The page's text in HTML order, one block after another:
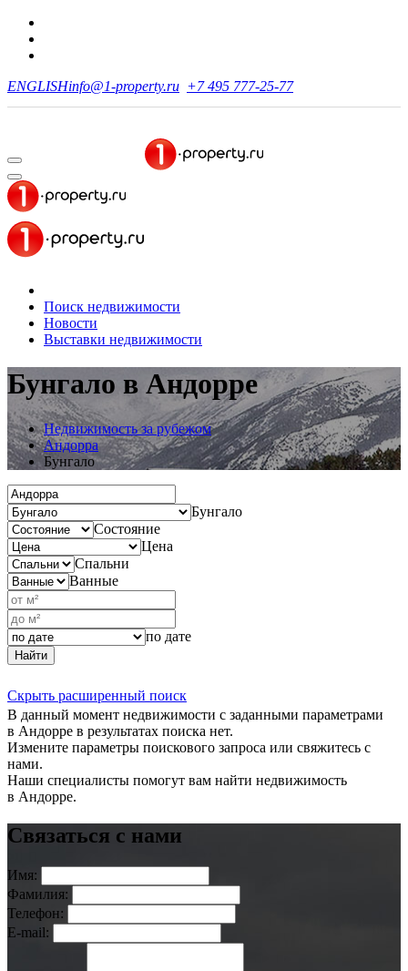
ENGLISHinfo@1-property.ru +7 495 777-25-77
Поиск недвижимости
Новости
Выставки недвижимости
Бунгало в Андорре
Недвижимость за рубежом
Андорра
Бунгало
Бунгало
Состояние
Цена
Спальни
Ванные
по дате
Найти
Скрыть расширенный поиск
В данный момент недвижимости с заданными параметрами
в Андорре в результатах поиска нет.
Измените параметры поискового запроса или свяжитесь с
нами.
Наши специалисты помогут вам найти недвижимость
в Андорре.
Связаться с нами
Имя:
Фамилия:
Телефон:
E-mail: